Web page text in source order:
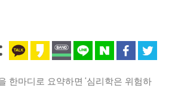
한마디로 요약하면 ‘심리학은 위험하